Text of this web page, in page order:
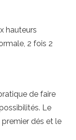
hauteurs
2 fois 2
de faire
Le
dés et le